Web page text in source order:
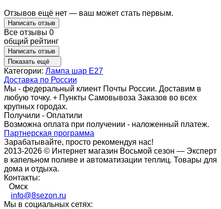
Отзывов ещё нет — ваш может стать первым.
Написать отзыв
Все отзывы 0
общий рейтинг
Написать отзыв
Показать ещё
Категории: Лампа шар E27
Доставка по России
Мы - федеральный клиент Почты России. Доставим в
любую точку. + Пункты Самовывоза Заказов во всех
крупных городах.
Получили - Оплатили
Возможна оплата при получении - наложенный платеж.
Партнерская программа
Зарабатывайте, просто рекомендуя нас!
2013-2026 © Интернет магазин Восьмой сезон — Эксперт
в капельном поливе и автоматизации теплиц. Товары для
дома и отдыха.
Контакты:
Омск
info@8sezon.ru
Мы в социальных сетях: